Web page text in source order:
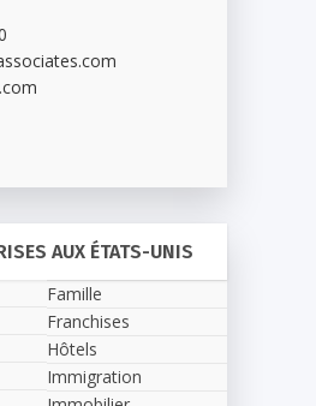
AUX ÉTATS-UNIS
Famille
Franchises
Hôtels
Immigration